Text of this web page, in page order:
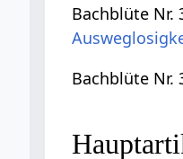
Bachblüte Nr.
Bachblüte Nr.